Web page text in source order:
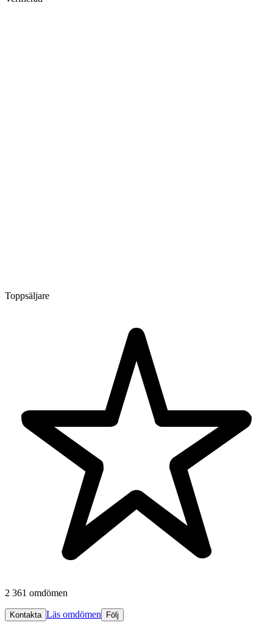
Toppsäljare
2 361 omdömen
Kontakta Läs omdömen Följ